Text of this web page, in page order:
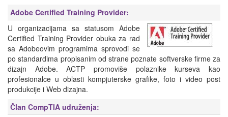
Adobe Certified Training Provider:
U organizacijama sa statusom Adobe
Certified Training Provider obuka za rad
sa Adobeovim programima sprovodi se
po standardima propisanim od strane poznate softverske firme za
dizajn Adobe. ACTP promoviše polaznike kurseva kao
profesionalce u oblasti kompjuterske grafike, foto i video post
produkcije i Web dizajna.
Član CompTIA udruženja: